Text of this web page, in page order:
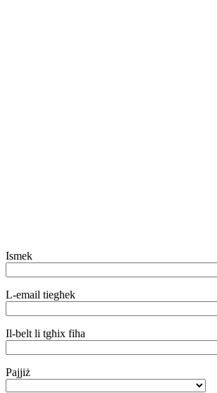
Ismek
L-email tiegħek
Il-belt li tgħix fiha
Pajjiż